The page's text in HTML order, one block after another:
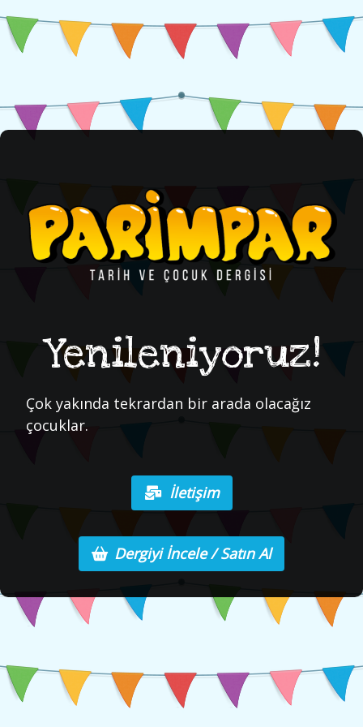
Yenileniyoruz!
Çok yakında tekrardan bir arada olacağız
çocuklar.
İletişim
Dergiyi İncele / Satın Al